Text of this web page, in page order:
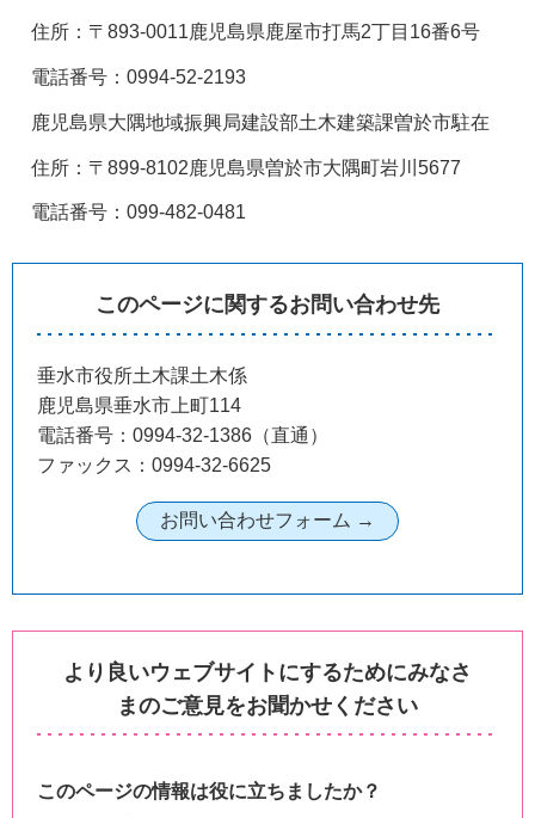
住所：〒893-0011鹿児島県鹿屋市打馬2丁目16番6号
電話番号：0994-52-2193
鹿児島県大隅地域振興局建設部土木建築課曽於市駐在
住所：〒899-8102鹿児島県曽於市大隅町岩川5677
電話番号：099-482-0481
このページに関するお問い合わせ先
垂水市役所土木課土木係
鹿児島県垂水市上町114
電話番号：0994-32-1386（直通）
ファックス：0994-32-6625
より良いウェブサイトにするためにみなさ
まのご意見をお聞かせください
このページの情報は役に立ちましたか？